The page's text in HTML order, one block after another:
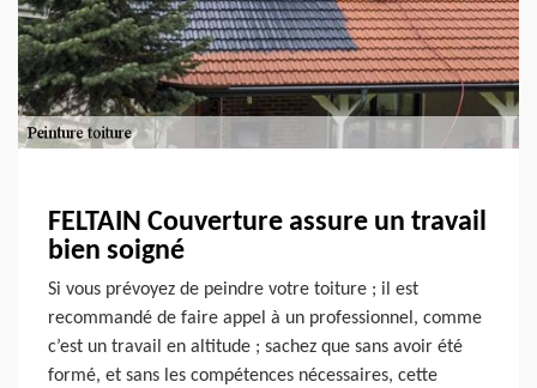
FELTAIN Couverture assure un travail
bien soigné
Si vous prévoyez de peindre votre toiture ; il est
recommandé de faire appel à un professionnel, comme
c’est un travail en altitude ; sachez que sans avoir été
formé, et sans les compétences nécessaires, cette